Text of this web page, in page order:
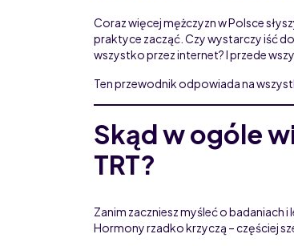
Coraz więcej mężczyzn w Polsce
praktyce zacząć. Czy wystarczy iść
wszystko przez internet? I przede
Ten przewodnik odpowiada na
Skąd w ogóle
TRT?
Zanim zaczniesz myśleć o
Hormony rzadko krzyczą – częściej